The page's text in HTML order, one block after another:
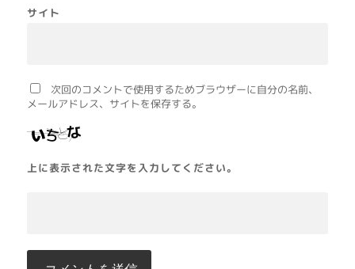
サイト
次回のコメントで使用するためブラウザーに自分の名前、
メールアドレス、サイトを保存する。
上に表示された文字を入力してください。